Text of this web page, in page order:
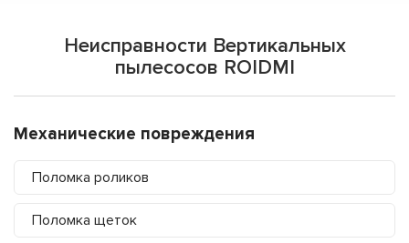
Неисправности Вертикальных
пылесосов ROIDMI
Механические повреждения
Поломка роликов
Поломка щеток